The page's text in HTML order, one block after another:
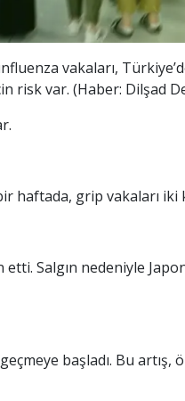
vakaları,
risk var. (Haber: Dilşad
haftada, grip vakaları iki
Salgın nedeniyle
başladı. Bu